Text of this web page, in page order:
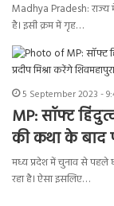
Madhya Pradesh: राज्य
है। इसी क्रम में गृह…
5 September 2023 -
MP: सॉफ्ट
की कथा के बाद
मध्य प्रदेश में चुनाव से पहले
रहा है। ऐसा इसलिए…